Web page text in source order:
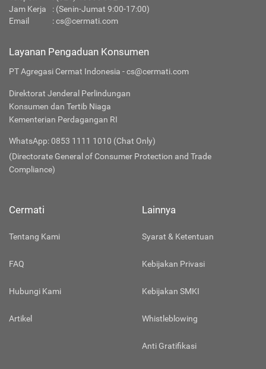
Jam Kerja
: (Senin-Jumat 9:00-17:00)
Email
:cs@cermati.com
Layanan Pengaduan Konsumen
PT Agregasi Cermat Indonesia - cs@cermati.com
Direktorat Jenderal Perlindungan
Konsumen dan Tertib Niaga
Kementerian Perdagangan RI
WhatsApp: 0853 1111 1010 (Chat Only)
(Directorate General of Consumer Protection and Trade
Compliance)
Cermati
Tentang Kami
FAQ
Hubungi Kami
Artikel
Lainnya
Syarat & Ketentuan
Kebijakan Privasi
Kebijakan SMKI
Whistleblowing
Anti Gratifikasi